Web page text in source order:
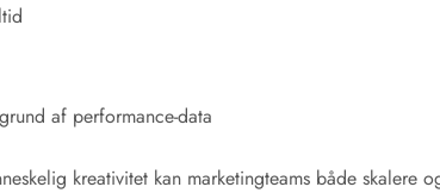
af performance-data
kreativitet kan marketingteams både skalere